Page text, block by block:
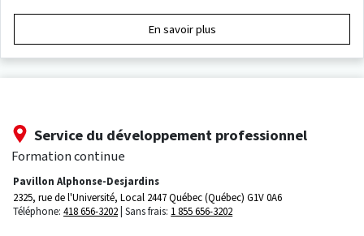
En savoir plus
Service du développement professionnel
Formation continue
Pavillon Alphonse-Desjardins
2325, rue de l'Université, Local 2447Québec (Québec) G1V 0A6
Téléphone: 418 656-3202 Sans frais: 1 855 656-3202